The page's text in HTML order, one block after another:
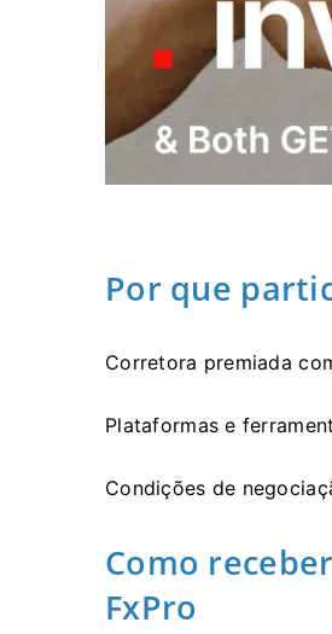
Por que
Corretora premiada
Plataformas e
Condições de
Como
FxPro